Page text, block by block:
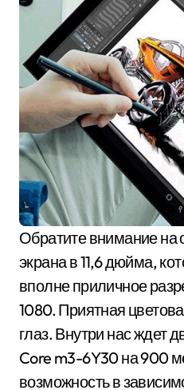
Обратите внимание на
экрана в 11,6 дюйма,
вполне приличное
1080. Приятная
глаз. Внутри нас ждет
Core m3-6Y30 на 900
возможность в